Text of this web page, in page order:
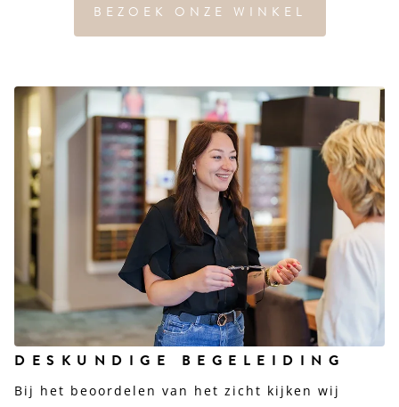
BEZOEK ONZE WINKEL
DESKUNDIGE BEGELEIDING
Bij het beoordelen van het zicht kijken wij